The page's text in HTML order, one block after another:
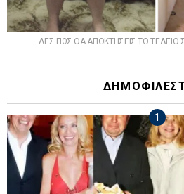
ΔΕΣ ΠΩΣ ΘΑ ΑΠΟΚΤΗΣΕΙΣ ΤΟ ΤΕΛΕΙΟ